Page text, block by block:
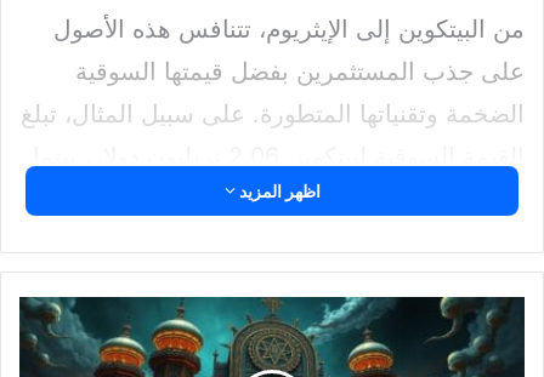
من البيتكوين إلى الإيثريوم، تتنافس هذه الأصول
على جذب المستثمرين بفضل قيمتها السوقية
الضخمة وتقنياتها المتطورة. على سبيل المثال، تبلغ
تصل قيمة إيثريوم إلى 397.7 مليار دولاراظهر المزيد
القرامطة:
تاريخ
حركة